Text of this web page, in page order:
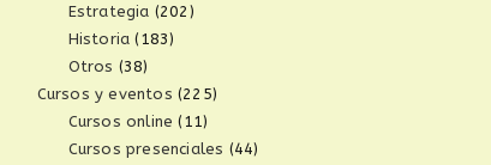
Estrategia (202)
Historia (183)
Otros (38)
Cursos y eventos (225)
Cursos online (11)
Cursos presenciales (44)